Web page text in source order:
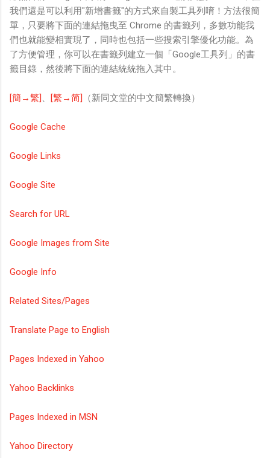
我們還是可以利用"新增書籤"的方式來自製工具列唷！方法很簡
單，只要將下面的連結拖曳至 Chrome 的書籤列，多數功能我
們也就能變相實現了，同時也包括一些搜索引擎優化功能。為
了方便管理，你可以在書籤列建立一個「Google工具列」的書
籤目錄，然後將下面的連結統統拖入其中。
[簡→繁] [繁→简] （新同文堂的中文簡繁轉換）
Google Cache
Google Links
Google Site
Search for URL
Google Images from Site
Google Info
Related Sites/Pages
Translate Page to English
Pages Indexed in Yahoo
Yahoo Backlinks
Pages Indexed in MSN
Yahoo Directory